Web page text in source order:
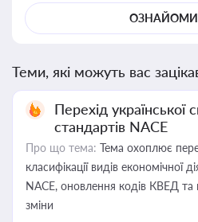
Теми, які можуть вас
Перехід
стандартів NACE
Про що тема: Тема охоплює
класифікації видів економічної
NACE, оновлення кодів КВЕД та
зміни